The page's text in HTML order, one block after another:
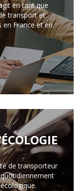
en tant que
transport et
France et en
de transporteur